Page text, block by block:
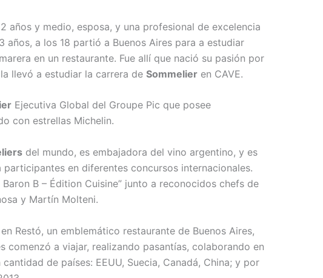
años y medio, esposa, y una profesional de excelencia
años, a los 18 partió a Buenos Aires para a estudiar
en un restaurante. Fue allí que nació su pasión por
llevó a estudiar la carrera de Sommelier en CAVE.
Ejecutiva Global del Groupe Pic que posee
con estrellas Michelin.
del mundo, es embajadora del vino argentino, y es
en diferentes concursos internacionales.
B – Édition Cuisine” junto a reconocidos chefs de
y Martín Molteni.
Restó, un emblemático restaurante de Buenos Aires,
comenzó a viajar, realizando pasantías, colaborando en
de países: EEUU, Suecia, Canadá, China; y por